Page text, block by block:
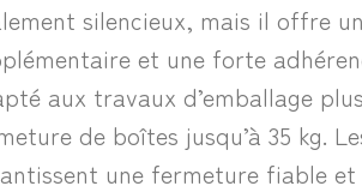
silencieux, mais il offre
et une forte
aux travaux d’emballage
de boîtes jusqu’à 35 kg.
une fermeture fiable